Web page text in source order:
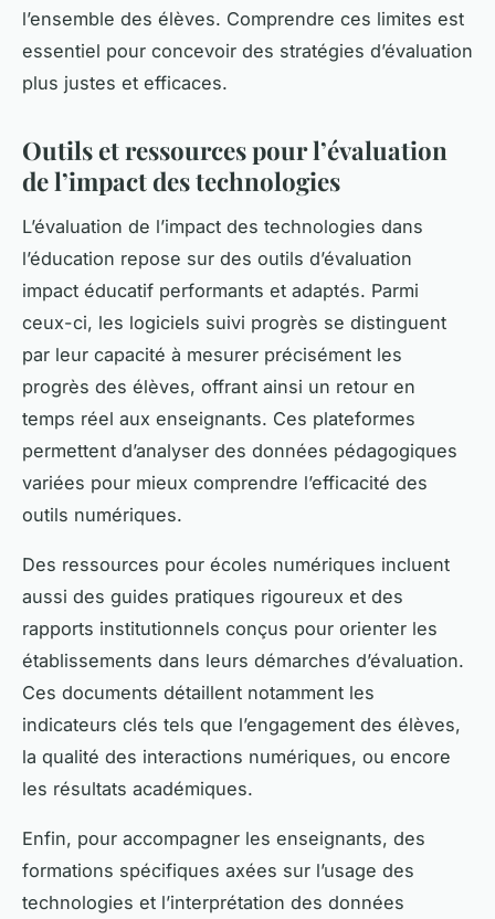
l’ensemble des élèves. Comprendre ces limites est
essentiel pour concevoir des stratégies d’évaluation
plus justes et efficaces.
Outils et ressources pour l’évaluation
de l’impact des technologies
L’évaluation de l’impact des technologies dans
l’éducation repose sur des outils d’évaluation
impact éducatif performants et adaptés. Parmi
ceux-ci, les logiciels suivi progrès se distinguent
par leur capacité à mesurer précisément les
progrès des élèves, offrant ainsi un retour en
temps réel aux enseignants. Ces plateformes
permettent d’analyser des données pédagogiques
variées pour mieux comprendre l’efficacité des
outils numériques.
Des ressources pour écoles numériques incluent
aussi des guides pratiques rigoureux et des
rapports institutionnels conçus pour orienter les
établissements dans leurs démarches d’évaluation.
Ces documents détaillent notamment les
indicateurs clés tels que l’engagement des élèves,
la qualité des interactions numériques, ou encore
les résultats académiques.
Enfin, pour accompagner les enseignants, des
formations spécifiques axées sur l’usage des
technologies et l’interprétation des données